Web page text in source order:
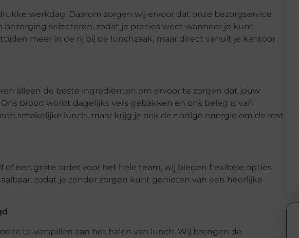
werkdag. Daarom zorgen wij ervoor dat onze bezorgservice
selecteren, zodat je precies weet wanneer je kunt
meer in de rij bij de lunchzaak, maar direct vanuit je kantoor
alleen de beste ingrediënten om ervoor te zorgen dat jouw
brood wordt dagelijks vers gebakken en ons beleg is van
smakelijke lunch, maar krijg je ook de nodige energie om de rest
of een grote order voor het hele team, wij bieden flexibele opties
zodat je zonder zorgen kunt genieten van een heerlijke
te verspillen aan het halen van lunch. Wij brengen de